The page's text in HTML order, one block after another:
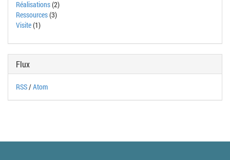
Réalisations(2)
Ressources(3)
Visite(1)
Flux
RSS/Atom